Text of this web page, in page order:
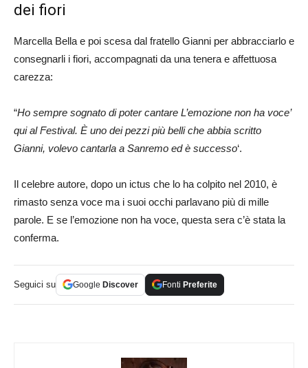
dei fiori
Marcella Bella e poi scesa dal fratello Gianni per abbracciarlo e
consegnarli i fiori, accompagnati da una tenera e affettuosa
carezza:
“Ho sempre sognato di poter cantare L’emozione non ha voce’
qui al Festival. È uno dei pezzi più belli che abbia scritto
Gianni, volevo cantarla a Sanremo ed è successo‘.
Il celebre autore, dopo un ictus che lo ha colpito nel 2010, è
rimasto senza voce ma i suoi occhi parlavano più di mille
parole. E se l’emozione non ha voce, questa sera c’è stata la
conferma.
Seguici su Google Discover Fonti Preferite